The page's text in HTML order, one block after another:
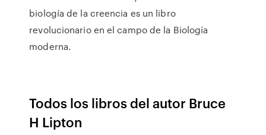
biología de la creencia es un libro
revolucionario en el campo de la Biología
moderna.
Todos los libros del autor Bruce
H Lipton